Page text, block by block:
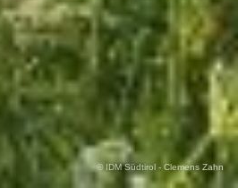
© IDM Südtirol - Clemens Zahn